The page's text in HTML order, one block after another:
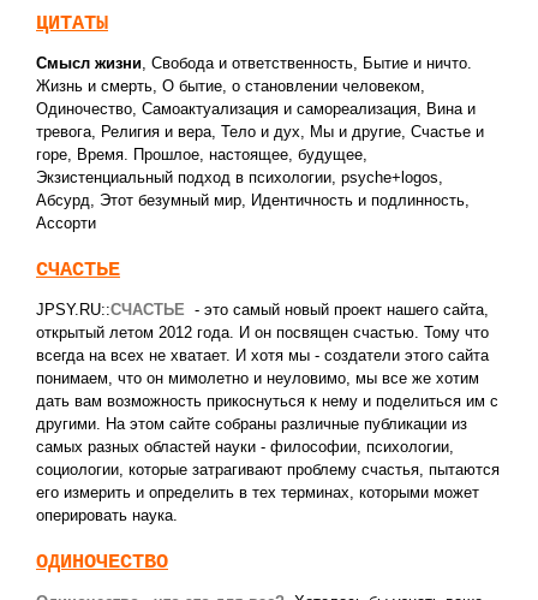
ЦИТАТЫ
Смысл жизни Свобода и ответственность Бытие и ничто.
Жизнь и смерть О бытие, о становлении человеком
Одиночество Самоактуализация и самореализация Вина и
тревога Религия и вера Тело и дух Мы и другие Счастье и
горе Время. Прошлое, настоящее, будущее
Экзистенциальный подход в психологии psyche+logos
Абсурд
Этот безумный мир Идентичность и подлинность
Ассорти
СЧАСТЬЕ
JPSY.RU::СЧАСТЬЕ - это самый новый проект нашего сайта,
открытый летом 2012 года. И он посвящен счастью. Тому что
всегда на всех не хватает. И хотя мы - создатели этого сайта
понимаем, что он мимолетно и неуловимо, мы все же хотим
дать вам возможность прикоснуться к нему и поделиться им с
другими. На этом сайте собраны различные публикации из
самых разных областей науки - философии, психологии,
социологии, которые затрагивают проблему счастья, пытаются
его измерить и определить в тех терминах, которыми может
оперировать наука.
ОДИНОЧЕСТВО